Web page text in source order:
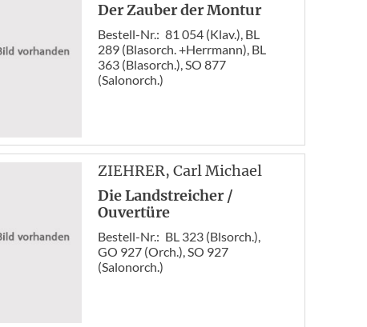
Der Zauber der Montur
Bestell-Nr.: 81 054 (Klav.), BL
289 (Blasorch. +Herrmann), BL
363 (Blasorch.), SO 877
(Salonorch.)
ZIEHRER, Carl Michael
Die Landstreicher /
Ouvertüre
Bestell-Nr.: BL 323 (Blsorch.),
GO 927 (Orch.), SO 927
(Salonorch.)